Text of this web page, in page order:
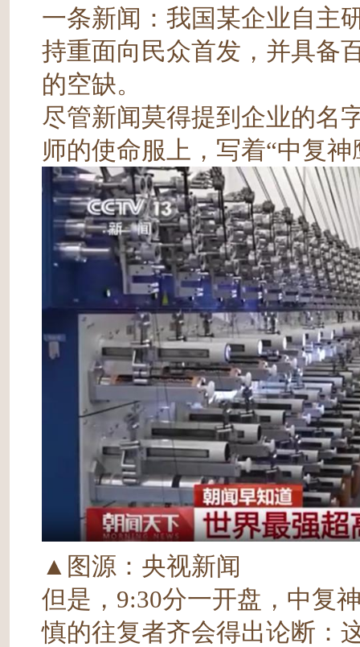
一条新闻：我国某企业自主
持重面向民众首发，并具备
的空缺。
尽管新闻莫得提到企业的名
师的使命服上，写着“中复神
▲图源：央视新闻
但是，9:30分一开盘，中复
慎的往复者齐会得出论断：